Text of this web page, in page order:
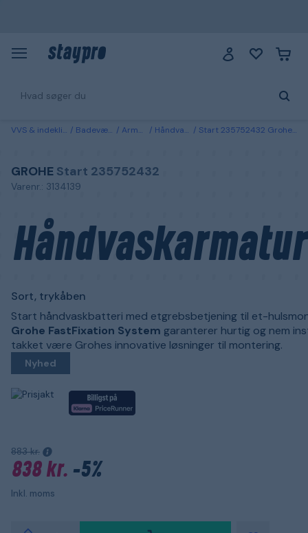
VVS & indeklima Badeværelse Armaturer Håndvaskarmatur Start 235752432 Grohe Håndvaskarmatur Sort, trykåben
GROHE Start 235752432
Varenr.: 3134139
Håndvaskarmatur
Sort, trykåben
Start håndvaskbatteri med etgrebsbetjening til et-
Grohe FastFixation System garanterer hurtig og nem
takket være Grohes innovative løsninger til montering.
Nyhed
883 kr.
838 kr. -5%
Inkl. moms